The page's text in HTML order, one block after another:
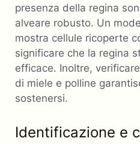
presenza della regina
alveare robusto. Un
mostra cellule ricoperte
significare che la regina
efficace. Inoltre,
di miele e polline
sostenersi.
Identificazione e